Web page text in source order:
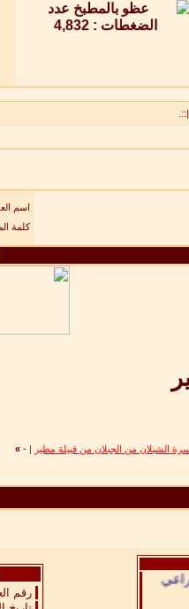
اسم
كلمة
الشبلان من الجبلان من قبيلة مطير -
»
رقم